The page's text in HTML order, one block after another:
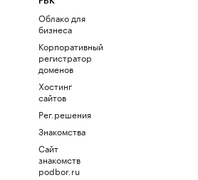
Облако для
бизнеса
Корпоративный
регистратор
доменов
Хостинг
сайтов
Рег.решения
Знакомства
Сайт
знакомств
podbor.ru